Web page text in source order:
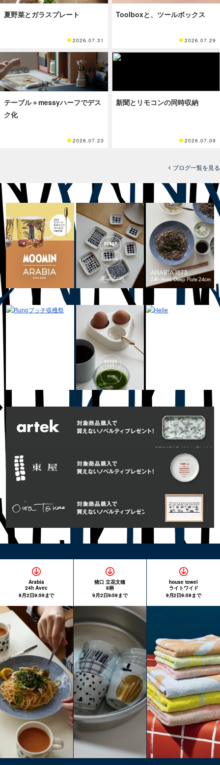
夏野菜とガラスプレート
2026.07.31
Toolboxと、ツールボックス
2026.07.29
テーブル＋messyハーフでデス
ク化
2026.07.23
新聞とリモコンの同時収納
2026.07.09
ブログ一覧を見る
Arabia
24h Avec
9月2日9:59まで
猪口 立花文穂
8柄
9月2日9:59まで
house towel
ライトワイド
9月2日9:59まで